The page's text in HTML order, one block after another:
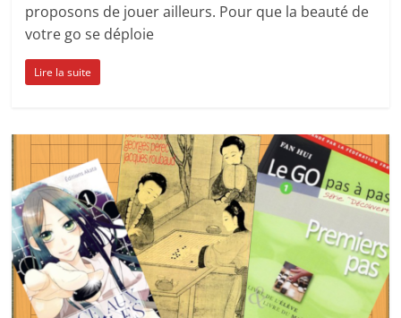
proposons de jouer ailleurs. Pour que la beauté de
votre go se déploie
Lire la suite